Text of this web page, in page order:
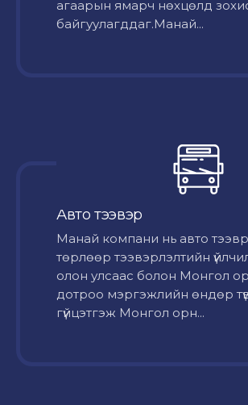
агаарын ямарч нөхцөлд
байгуулагддаг.Манай...
Авто тээвэр
Mанай компани нь авто
төрлөөр тээвэрлэлтийн
олон улсаас болон Монгол
дотроо мэргэжлийн өндөр
гүйцэтгэж Монгол орн...